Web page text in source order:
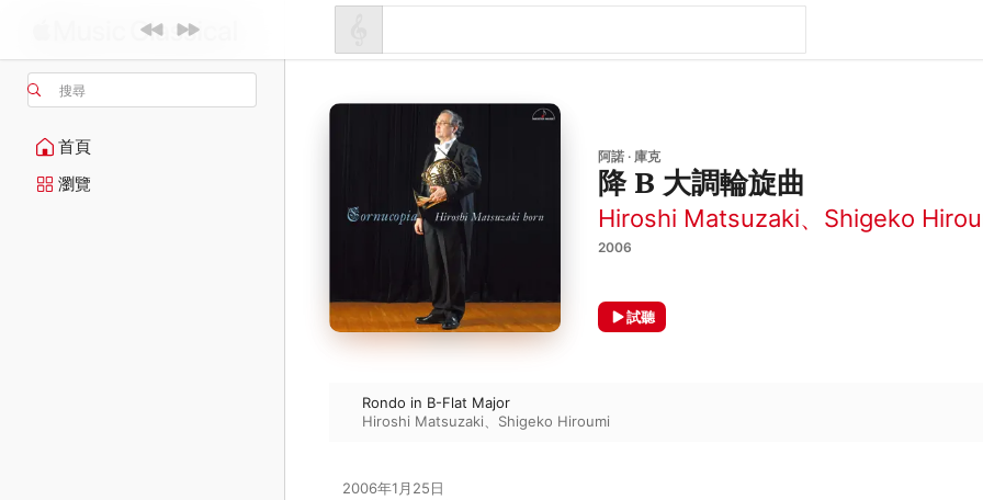
搜尋
首頁
瀏覽
阿諾 · 庫克
降 B 大調輪旋曲
Hiroshi Matsuzaki、 Shigeko
2006
試聽
Rondo in B-Flat Major
Hiroshi Matsuzaki
Shigeko Hiroumi
2006年1月25日